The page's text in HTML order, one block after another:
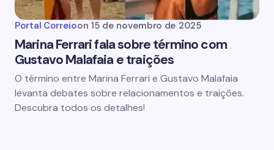
Portal Correioon 15 de novembro de 2025
Marina Ferrari fala sobre término com
Gustavo Malafaia e traições
O término entre Marina Ferrari e Gustavo Malafaia
levanta debates sobre relacionamentos e traições.
Descubra todos os detalhes!